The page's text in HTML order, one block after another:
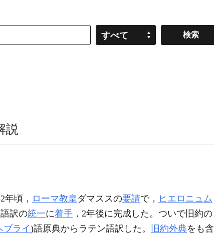
すべて
説
年頃， ローマ教皇 ダマススの要請で， ヒエロニュム
訳の統一に着手 ，2年後に完成した。ついで旧約の
ブライ)語原典からラテン語訳した。 旧約外典をも含